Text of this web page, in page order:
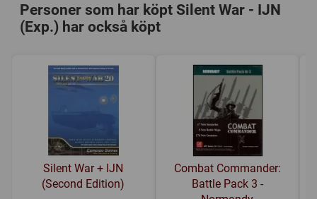
•1 full color box and lid set
Kategori: Sjöfart,Andra världskriget (1939-1945),Chit-
Pull System Tärning, Punkt till punkt förflyttning
Tillverkare: Compass Games
Länkar: Tillverkarens hemsida
BoardGameGeek
Försälj. rank:
Personer som har köpt Silent War - IJN
(Exp.) har också köpt
Silent War + IJN
(Second Edition)
Combat Commander:
Battle Pack 3 -